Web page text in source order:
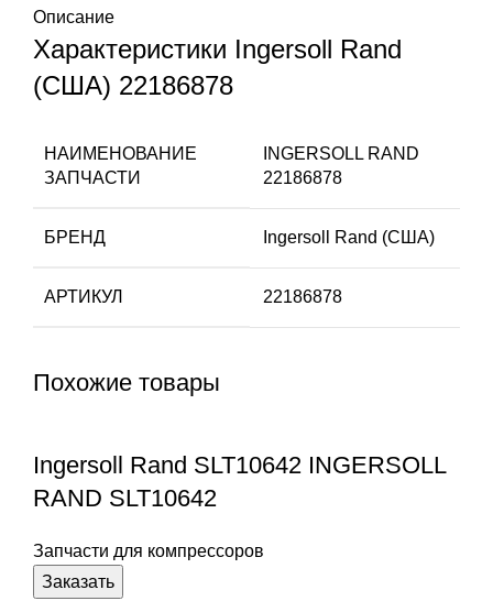
Описание
Характеристики Ingersoll Rand
(США) 22186878
НАИМЕНОВАНИЕ
ЗАПЧАСТИ
INGERSOLL RAND
22186878
БРЕНД Ingersoll Rand (США)
АРТИКУЛ 22186878
Похожие товары
Ingersoll Rand SLT10642 INGERSOLL
RAND SLT10642
Запчасти для компрессоров
Заказать